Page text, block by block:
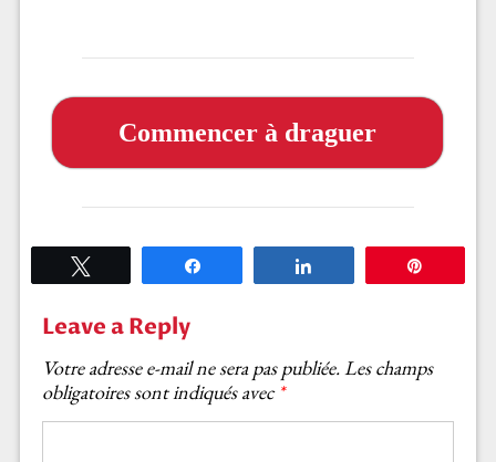
Commencer à draguer
Leave a Reply
Votre adresse e-mail ne sera pas publiée.Les champs
obligatoires sont indiqués avec *